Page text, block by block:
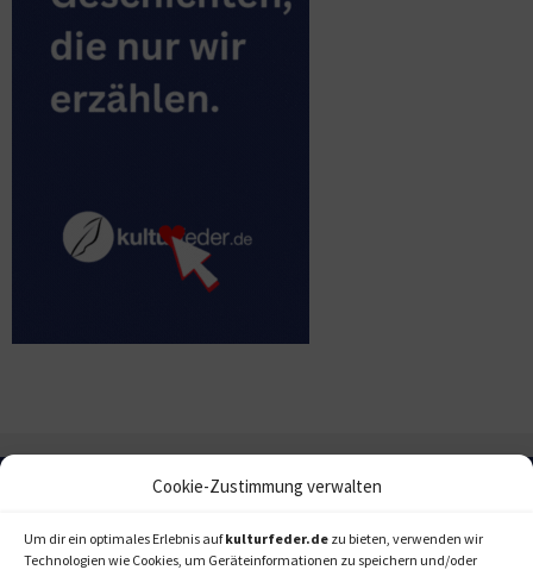
Cookie-Zustimmung verwalten
Um dir ein optimales Erlebnis aufkulturfeder.de zu bieten, verwenden wir
Technologien wie Cookies, um Geräteinformationen zu speichern und/oder